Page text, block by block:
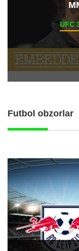
UFC
Futbol obzorlar